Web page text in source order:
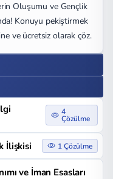
Oluşumu ve Gençlik
Konuyu pekiştirmek
ve ücretsiz olarak çöz.
4
Çözülme
İlişkisi 1 Çözülme
ve İman Esasları